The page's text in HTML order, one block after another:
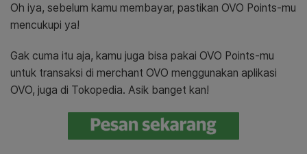
Oh iya, sebelum kamu membayar, pastikan OVO Points-mu
mencukupi ya!
Gak cuma itu aja, kamu juga bisa pakai OVO Points-mu
untuk transaksi di merchant OVO menggunakan aplikasi
OVO, juga di Tokopedia. Asik banget kan!